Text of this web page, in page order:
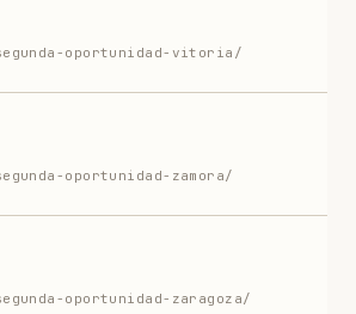
oportunidad-vitoria/
oportunidad-zamora/
oportunidad-zaragoza/